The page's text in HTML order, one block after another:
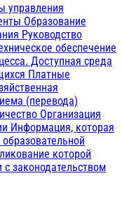
управления
Образование
Руководство
обеспечение
Доступная среда
Платные
(перевода)
Организация
Информация, которая
которой
с законодательством